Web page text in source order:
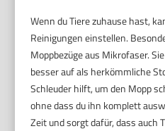
Wenn du Tiere zuhause hast,
Reinigungen einstellen.
Moppbezüge aus Mikrofaser.
besser auf als herkömmliche
Schleuder hilft, um den Mopp
ohne dass du ihn komplett
Zeit und sorgt dafür, dass auch